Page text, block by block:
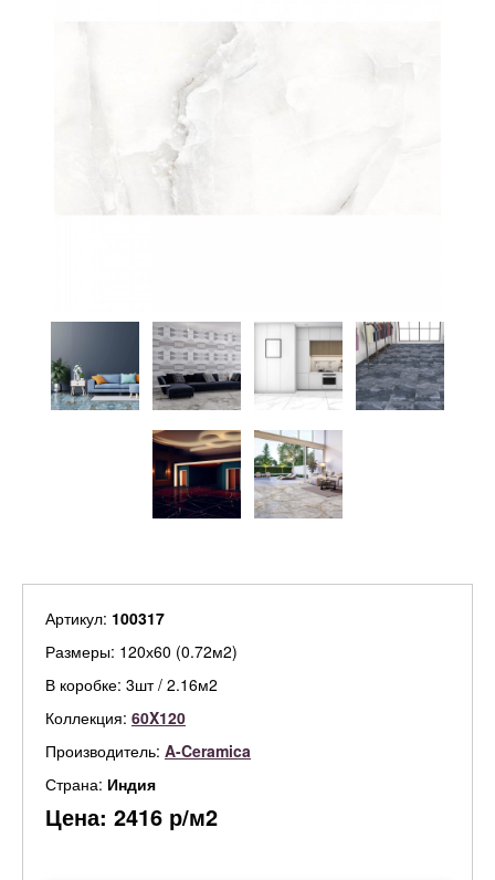
Артикул: 100317
Размеры: 120х60 (0.72м2)
В коробке: 3шт / 2.16м2
Коллекция: 60X120
Производитель: A-Ceramica
Страна: Индия
Цена: 2416 р/м2